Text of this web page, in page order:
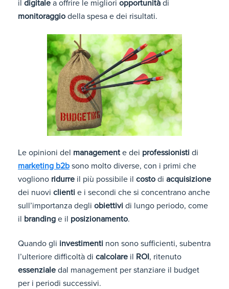
il digitale a offrire le migliori opportunità di
monitoraggio della spesa e dei risultati.
Le opinioni del managemente dei professionisti di
marketing b2b sono molto diverse, con i primi che
vogliono ridurre il più possibile il costo di acquisizione
dei nuovi clienti e i secondi che si concentrano anche
sull’importanza degli obiettivi di lungo periodo, come
il branding e il posizionamento.
Quando gli investimenti non sono sufficienti, subentra
l’ulteriore difficoltà di calcolare il ROI, ritenuto
essenziale dal management per stanziare il budget
per i periodi successivi.